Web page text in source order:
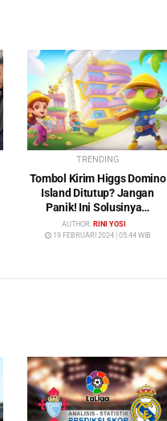
TRENDING
Tombol Kirim Higgs Domino
Island Ditutup? Jangan
Panik! Ini Solusinya…
AUTHOR: RINI YOSI
19 FEBRUARI 2024 | 05:44 WIB